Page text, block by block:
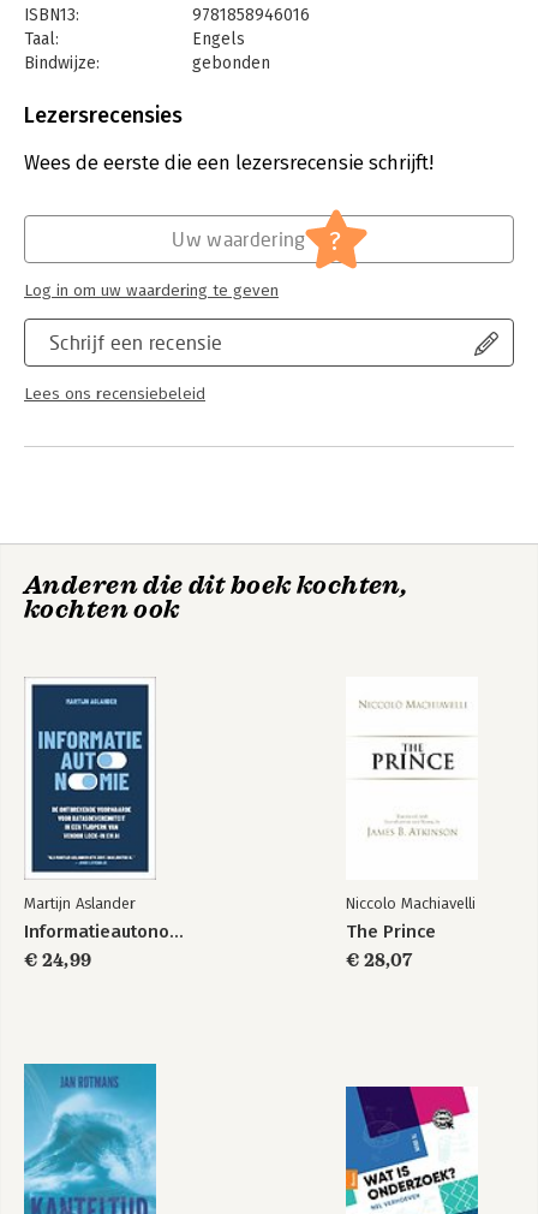
ISBN13:
9781858946016
Taal:
Engels
Bindwijze:
gebonden
Uitgever:
Lezersrecensies
Wees de eerste die een lezersrecensie schrijft!
Schrijf een recensie
Lees ons recensiebeleid
Uw waardering ?
Log in om uw waardering te geven
Anderen die dit boek kochten,
kochten ook
Martijn Aslander
Informatieautonomie
€ 24,99
Niccolo Machiavelli
The Prince
€ 28,07